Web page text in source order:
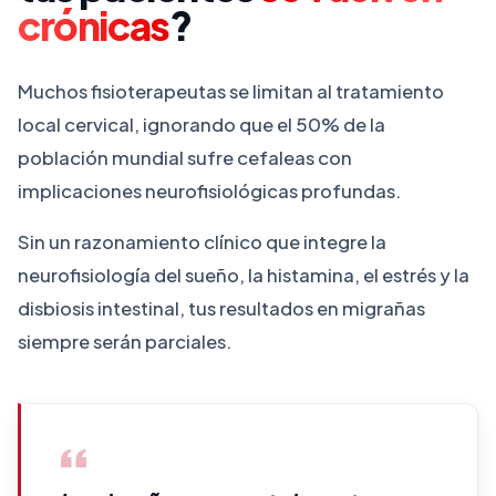
Ejercicio y Posgrado en
Especializaciones Experta Universitaria en
Pilates terapéutico, Rehabilitación
Deportiva y especializada en GAH.
crónicas?
Muchos fisioterapeutas se limitan al tratamiento
local cervical, ignorando que el 50% de la
población mundial sufre cefaleas con
implicaciones neurofisiológicas profundas.
Sin un razonamiento clínico que integre la
neurofisiología del sueño, la histamina, el estrés y la
disbiosis intestinal, tus resultados en migrañas
siempre serán parciales.